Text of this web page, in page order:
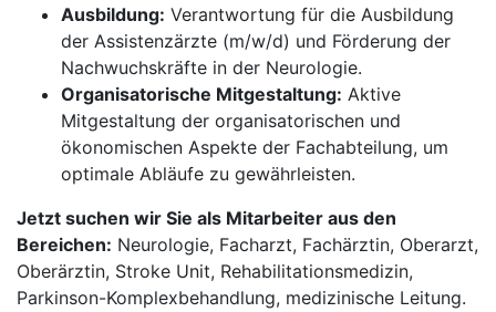
Ausbildung: Verantwortung für die Ausbildung
der Assistenzärzte (m/w/d) und Förderung der
Nachwuchskräfte in der Neurologie.
Organisatorische Mitgestaltung: Aktive
Mitgestaltung der organisatorischen und
ökonomischen Aspekte der Fachabteilung, um
optimale Abläufe zu gewährleisten.
Jetzt suchen wir Sie als Mitarbeiter aus den
Bereichen: Neurologie, Facharzt, Fachärztin, Oberarzt,
Oberärztin, Stroke Unit, Rehabilitationsmedizin,
Parkinson-Komplexbehandlung, medizinische Leitung.